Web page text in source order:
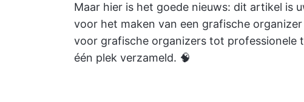
Maar hier is het goede nieuws: dit artikel is
voor het maken van een grafische
voor grafische organizers tot professionele
één plek verzameld. 🧠